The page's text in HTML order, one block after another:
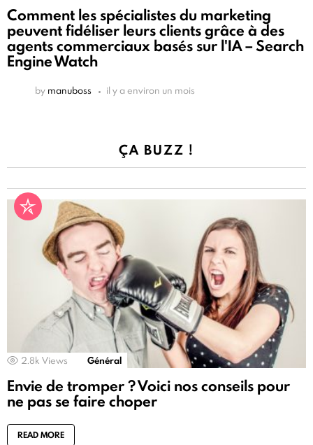
Comment les spécialistes du marketing
peuvent fidéliser leurs clients grâce à des
agents commerciaux basés sur l'IA – Search
Engine Watch
by manuboss il y a environ un mois
ÇA BUZZ !
2.8k Views Général
Envie de tromper ? Voici nos conseils pour
ne pas se faire choper
READ MORE